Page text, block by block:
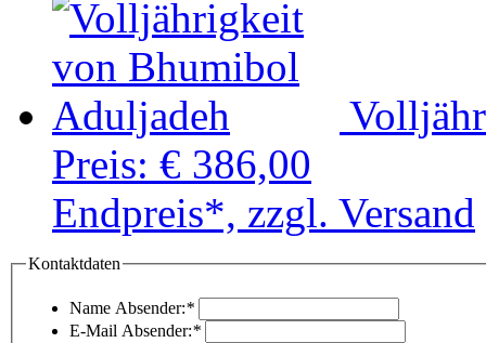
Preis: € 386,00
Endpreis*, zzgl. Versand
Kontaktdaten
Name Absender:*
E-Mail Absender:*